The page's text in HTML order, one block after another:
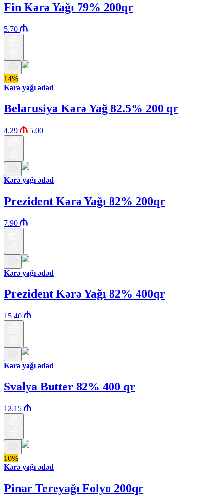
Fin Kərə Yağı 79% 200qr
5.70
14%
Kərə yağı ədəd
Belarusiya Kərə Yağ 82.5% 200 qr
4.29 5.00
Kərə yağı ədəd
Prezident Kərə Yağı 82% 200qr
7.90
Kərə yağı ədəd
Prezident Kərə Yağı 82% 400qr
15.40
Kərə yağı ədəd
Svalya Butter 82% 400 qr
12.15
10%
Kərə yağı ədəd
Pinar Tereyağı Folyo 200qr